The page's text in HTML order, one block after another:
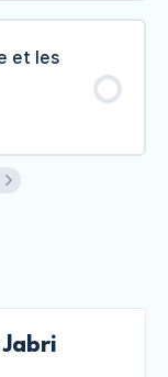
et les
Jabri